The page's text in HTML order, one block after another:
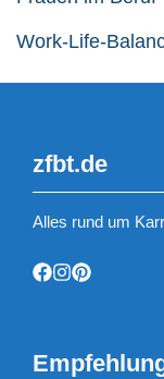
Work-Life-
zfbt.de
Alles rund um